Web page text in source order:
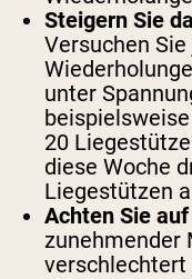
Steigern Sie
Versuchen
unter
20
diese Woche
Liegestützen
Achten Sie
zunehmender
verschlechtert